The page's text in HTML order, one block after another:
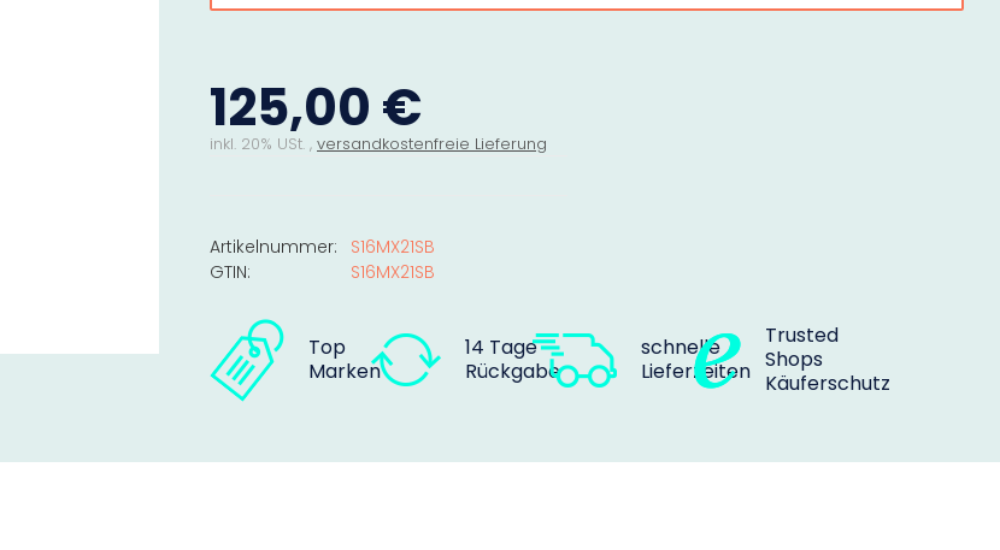
125,00 €
inkl. 20% USt. , versandkostenfreie Lieferung
Artikelnummer:
S16MX21SB
GTIN:
S16MX21SB
Top
Marken
14 Tage
Rückgabe
schnelle
Lieferzeiten
Trusted
Shops
Käuferschutz